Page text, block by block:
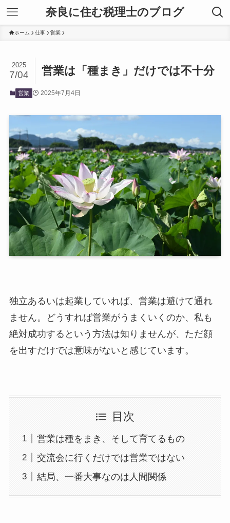
奈良に住む税理士のブログ
ホーム 仕事 営業
営業は「種まき」だけでは不十分
2025
7/04
営業 2025年7月4日
独立あるいは起業していれば、営業は避けて通れ
ません。どうすれば営業がうまくいくのか、私も
絶対成功するという方法は知りませんが、ただ顔
を出すだけでは意味がないと感じています。
目次
営業は種をまき、そして育てるもの
交流会に行くだけでは営業ではない
結局、一番大事なのは人間関係